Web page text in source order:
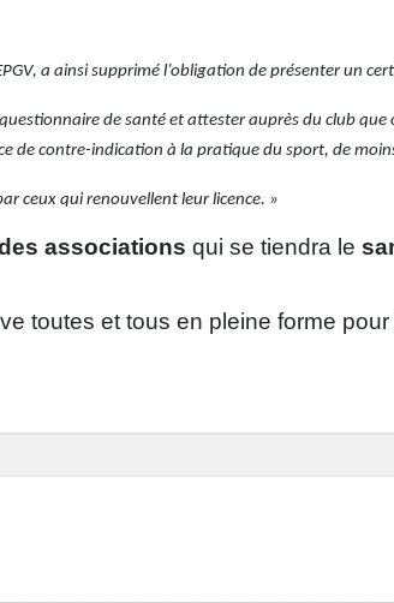
a ainsi supprimé l’obligation de présenter un
de santé et attester auprès du club
de contre-indication à la pratique du sport, de
ceux qui renouvellent leur licence. »
associations qui se tiendra le
toutes et tous en pleine forme